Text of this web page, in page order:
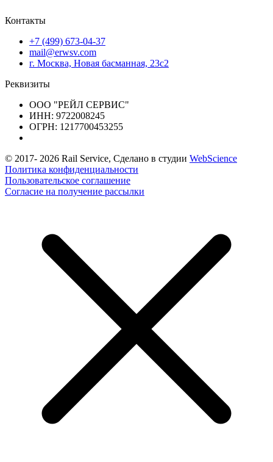
Контакты
+7 (499) 673-04-37
mail@erwsv.com
г. Москва, Новая басманная, 23с2
Реквизиты
ООО "РЕЙЛ СЕРВИС"
ИНН: 9722008245
ОГРН: 1217700453255
© 2017- 2026 Rail Service, Сделано в студии WebScience
Политика конфиденциальности
Пользовательское соглашение
Согласие на получение рассылки